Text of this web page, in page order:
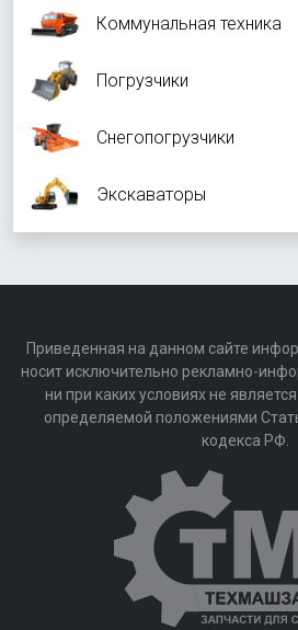
Коммунальная техника
Погрузчики
Снегопогрузчики
Экскаваторы
Приведенная на данном сайте
носит исключительно рекламно-
ни при каких условиях не
определяемой положениями
кодекса РФ.